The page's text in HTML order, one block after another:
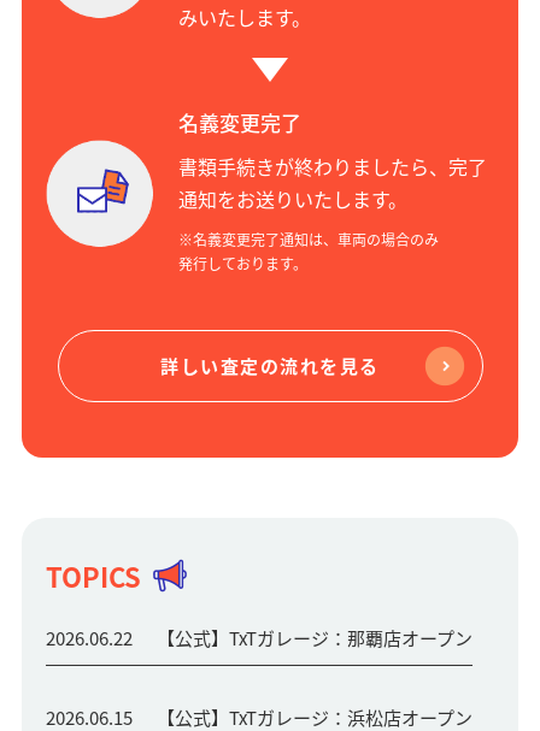
みいたします。
名義変更完了
書類手続きが終わりましたら、完了
通知をお送りいたします。
※名義変更完了通知は、車両の場合のみ
発行しております。
詳しい査定の流れを見る
TOPICS
2026.06.22 【公式】TxTガレージ：那覇店オープン
2026.06.15 【公式】TxTガレージ：浜松店オープン